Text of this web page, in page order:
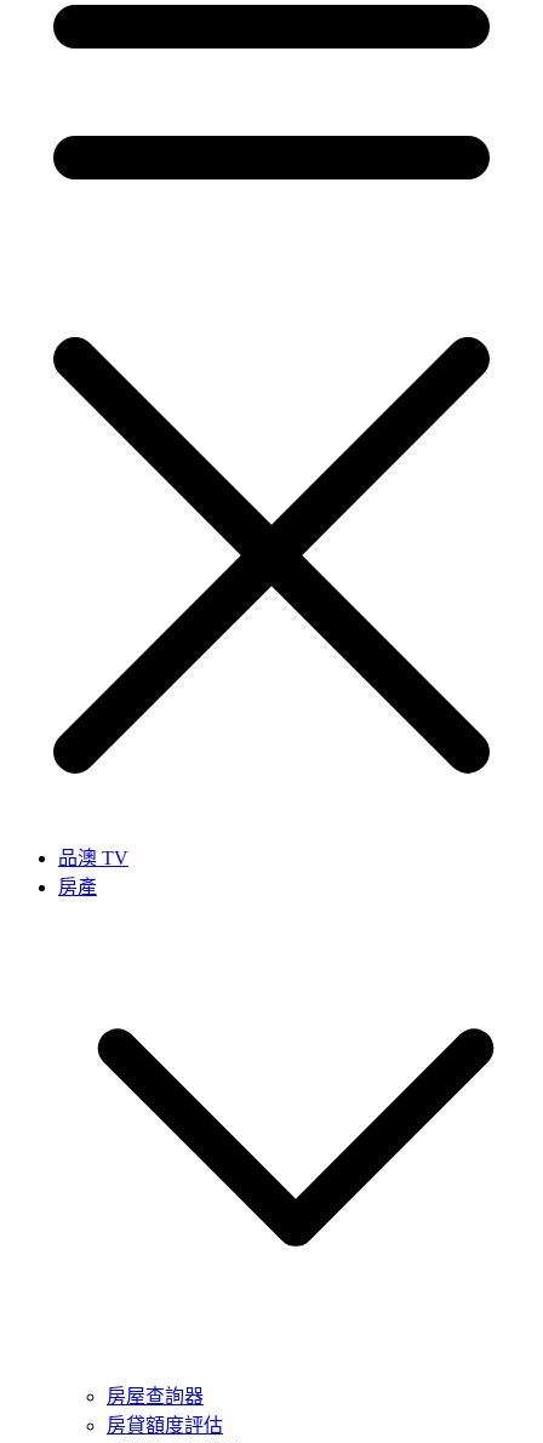
品澳 TV
房產
房屋查詢器
房貸額度評估